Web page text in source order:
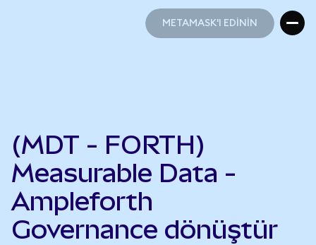
METAMASK'I EDİNİN
(MDT - FORTH)
Measurable Data -
Ampleforth
Governance dönüştür